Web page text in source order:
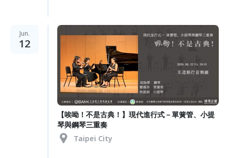
Jun.
12
【唉呦！不是古典！】現代進行式－單簧管、小提
琴與鋼琴三重奏
Taipei City